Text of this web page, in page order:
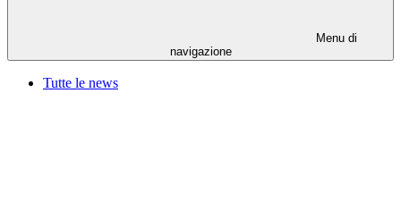
Menu di
navigazione
Tutte le news